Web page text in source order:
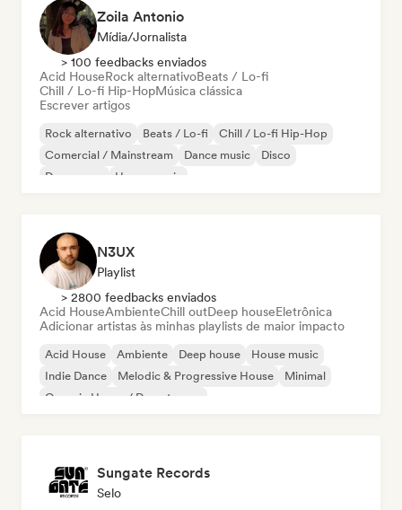
Zoila Antonio
Mídia/Jornalista
> 100 feedbacks enviados
Acid HouseRock alternativoBeats / Lo-fi
Chill / Lo-fi Hip-HopMúsica clássica
Escrever artigos
Rock alternativo Beats / Lo-fi
Chill / Lo-fi Hip-Hop
Comercial / Mainstream
Dance music
Disco
Dream pop
House music
N3UX
Playlist
> 2800 feedbacks enviados
Acid HouseAmbienteChill outDeep houseEletrônica
Adicionar artistas às minhas playlists de maior impacto
Acid House Ambiente Deep house
House music
Indie Dance
Melodic & Progressive House
Minimal
Organic House / Downtempo
Sungate Records
Selo